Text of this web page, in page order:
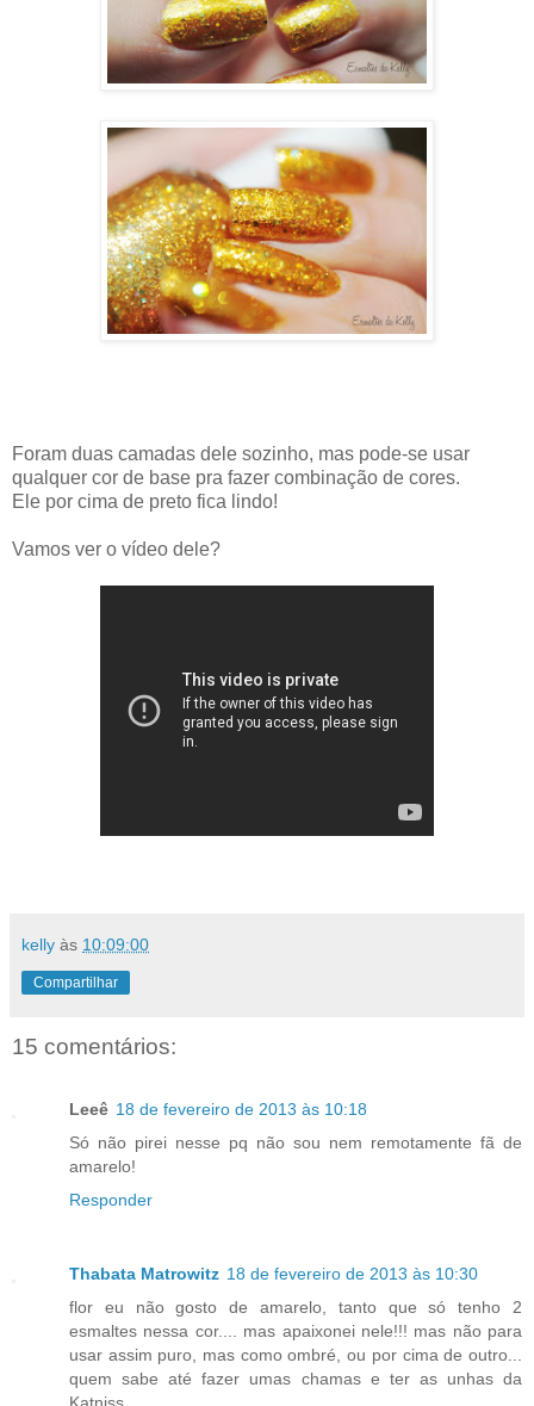
Foram duas camadas dele sozinho, mas pode-se usar
qualquer cor de base pra fazer combinação de cores.
Ele por cima de preto fica lindo!
Vamos ver o vídeo dele?
kelly às 10:09:00
Compartilhar
15 comentários:
Leeê 18 de fevereiro de 2013 às 10:18
Só não pirei nesse pq não sou nem remotamente fã de
amarelo!
Responder
Thabata Matrowitz 18 de fevereiro de 2013 às 10:30
flor eu não gosto de amarelo, tanto que só tenho 2
esmaltes nessa cor.... mas apaixonei nele!!! mas não para
usar assim puro, mas como ombré, ou por cima de outro...
quem sabe até fazer umas chamas e ter as unhas da
Katniss